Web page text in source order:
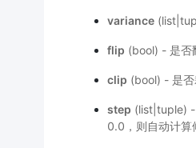
variance
flip (bool) - 是否
clip (bool) - 是
step (list|tuple)
0.0，则自动计